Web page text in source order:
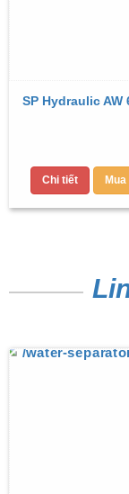
SP Hydraulic AW
Chi tiết